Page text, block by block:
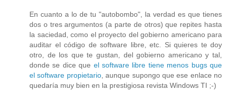
En cuanto a lo de tu "autobombo", la verdad es que tienes
dos o tres argumentos (a parte de otros) que repites hasta
la saciedad, como el proyecto del gobierno americano para
auditar el código de software libre, etc. Si quieres te doy
otro, de los que te gustan, del gobierno americano y tal,
donde se dice que el software libre tiene menos bugs que
el software propietario, aunque supongo que ese enlace no
quedaría muy bien en la prestigiosa revista Windows TI ;-)